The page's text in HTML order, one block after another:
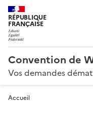
RÉPUBLIQUE
FRANÇAISE
Convention de
Vos demandes
Accueil